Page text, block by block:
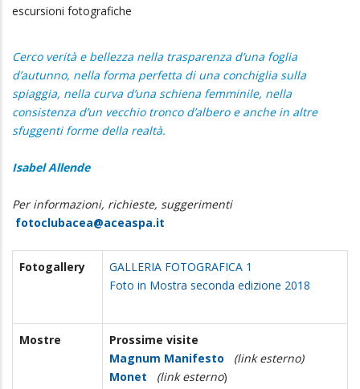
escursioni fotografiche
Cerco verità e bellezza nella trasparenza d’una foglia
d’autunno, nella forma perfetta di una conchiglia sulla
spiaggia, nella curva d’una schiena femminile, nella
consistenza d’un vecchio tronco d’albero e anche in altre
sfuggenti forme della realtà.
Isabel Allende
Per informazioni, richieste, suggerimenti
fotoclubacea@aceaspa.it
Fotogallery
GALLERIA FOTOGRAFICA 1
Foto in Mostra seconda edizione 2018
Mostre
Prossime visite
Magnum Manifesto
(link esterno)
Monet
(link esterno )